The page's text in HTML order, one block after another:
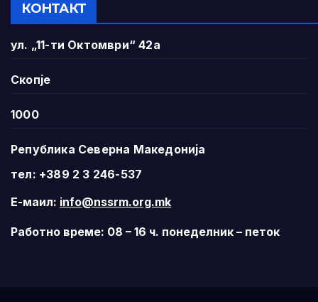
КОНТАКТ
ул. „11-ти Октомври“ 42а
Скопје
1000
Република Северна Македонија
тел: +389 2 3 246-537
Е-маил: info@nssrm.org.mk
Работно време: 08 – 16 ч. понеделник – петок